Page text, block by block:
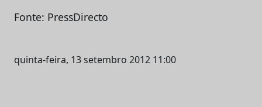
Fonte: PressDirecto
quinta-feira, 13 setembro 2012 11:00